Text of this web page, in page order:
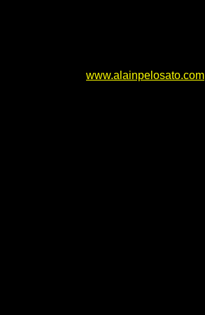
www.alainpelosato.com